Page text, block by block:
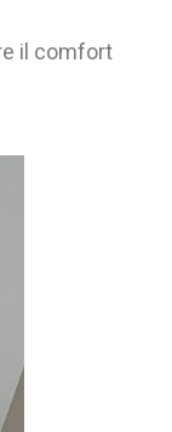
il comfort